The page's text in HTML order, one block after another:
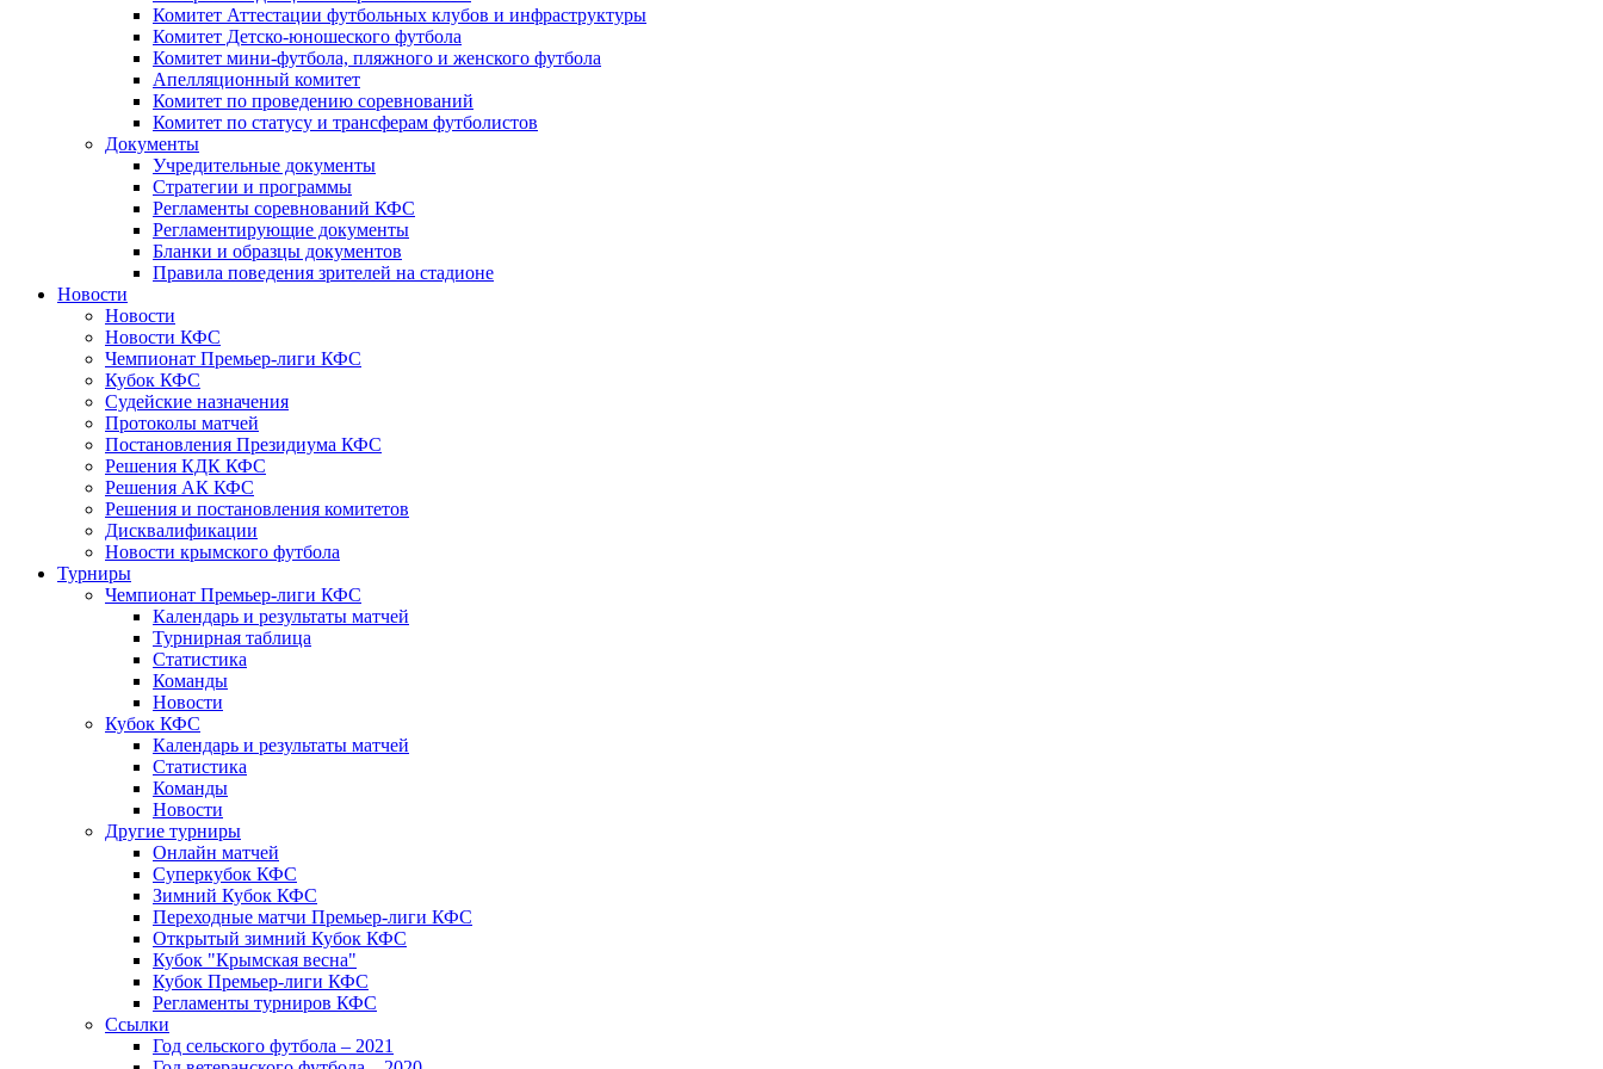
Комитет Аттестации футбольных клубов и инфраструктуры
Комитет Детско-юношеского футбола
Комитет мини-футбола, пляжного и женского футбола
Апелляционный комитет
Комитет по проведению соревнований
Комитет по статусу и трансферам футболистов
Документы
Учредительные документы
Стратегии и программы
Регламенты соревнований КФС
Регламентирующие документы
Бланки и образцы документов
Правила поведения зрителей на стадионе
Новости
Новости
Новости КФС
Чемпионат Премьер-лиги КФС
Кубок КФС
Судейские назначения
Протоколы матчей
Постановления Президиума КФС
Решения КДК КФС
Решения АК КФС
Решения и постановления комитетов
Дисквалификации
Новости крымского футбола
Турниры
Чемпионат Премьер-лиги КФС
Календарь и результаты матчей
Турнирная таблица
Статистика
Команды
Новости
Кубок КФС
Календарь и результаты матчей
Статистика
Команды
Новости
Другие турниры
Онлайн матчей
Суперкубок КФС
Зимний Кубок КФС
Переходные матчи Премьер-лиги КФС
Открытый зимний Кубок КФС
Кубок "Крымская весна"
Кубок Премьер-лиги КФС
Регламенты турниров КФС
Ссылки
Год сельского футбола – 2021